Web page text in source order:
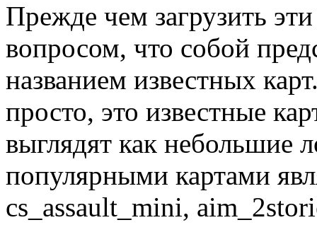
Прежде чем загрузить
вопросом, что собой
названием известных
просто, это известные
выглядят как небольшие
популярными картами
cs_assault_mini,